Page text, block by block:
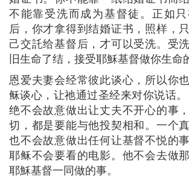
不能靠受洗而成为基督徒。正如
后，你才拿得到结婚证书，照样，
己交託给基督后，才可以受洗。受
旧生命了结，接受耶穌基督做你生命
恩爱夫妻会经常彼此谈心，所以你
稣谈心，让祂通过圣经来对你说话
绝不会故意做出让丈夫不开心的事
切，都是要能与他投契相和。一个
也不会故意做出任何让基督不悦的
耶稣不会要看的电影。他不会去做
耶穌基督一同做的事。